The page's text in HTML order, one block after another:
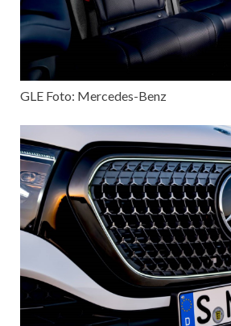
GLE Foto: Mercedes-Benz